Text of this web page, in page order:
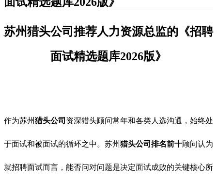
苏州猎头公司推荐人力资源总监的 《招聘
面试精选题库2026版》
作为苏州猎头公司 资深猎头顾问常年和各类人选沟通，始终处
于面试和被面试的循环之中。苏州猎头公司排名前十顾问认为
就招聘面试而言，能否问对问题是决定面试成败的关键核心所